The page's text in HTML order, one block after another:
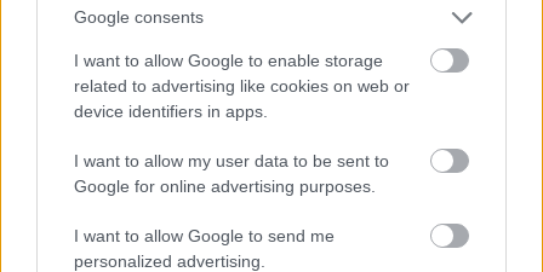
Google consents
I want to allow Google to enable storage
related to advertising like cookies on web or
device identifiers in apps.
I want to allow my user data to be sent to
Google for online advertising purposes.
I want to allow Google to send me
personalized advertising.
önkormányzat egy 519 méteres szakaszt ingyenesen
látogathatóvá tett.